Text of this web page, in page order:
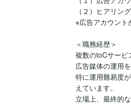
（２）ヒアリン
※広告アカウント
＜職務経歴＞
複数のtoCサービ
広告媒体の運用
特に運用難易度
えています。
立場上、最終的